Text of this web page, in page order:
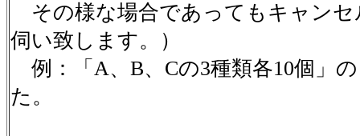
その様な場合であってもキャンセ
伺い致します。）
例：「A、B、Cの3種類各10個」
た。